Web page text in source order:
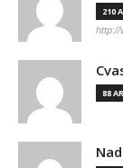
210
http://
88